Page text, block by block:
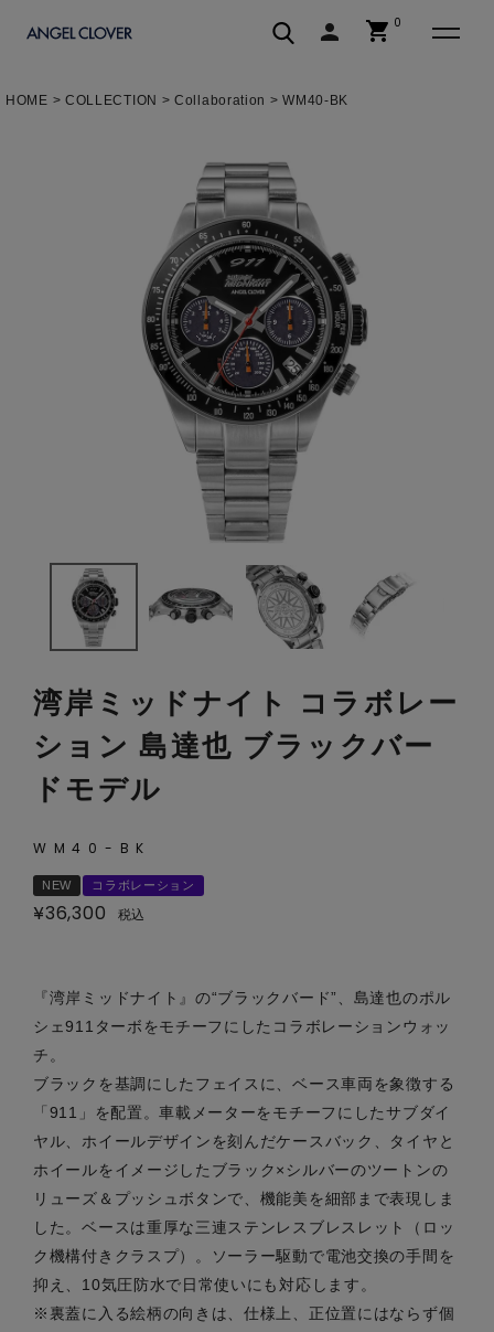
エンジェルクローバー | ANGEL
person shopping_cart 0
HOME COLLECTION Collaboration WM40-BK
湾岸ミッドナイト コラボレー
ション 島達也 ブラックバー
ドモデル
WM40-BK
NEW コラボレーション
¥36,300 税込
『湾岸ミッドナイト』の“ブラックバード”、島達也のポル
シェ911ターボをモチーフにしたコラボレーションウォッ
チ。
ブラックを基調にしたフェイスに、ベース車両を象徴する
「911」を配置。車載メーターをモチーフにしたサブダイ
ヤル、ホイールデザインを刻んだケースバック、タイヤと
ホイールをイメージしたブラック×シルバーのツートンの
リューズ＆プッシュボタンで、機能美を細部まで表現しま
した。ベースは重厚な三連ステンレスブレスレット（ロッ
ク機構付きクラスプ）。ソーラー駆動で電池交換の手間を
抑え、10気圧防水で日常使いにも対応します。
※裏蓋に入る絵柄の向きは、仕様上、正位置にはならず個